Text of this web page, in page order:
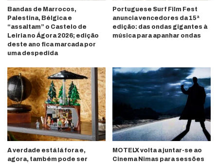
Bandas de Marrocos,
Palestina, Bélgica e
“assaltam” o Castelo de
Leiria no Ágora 2026; edição
deste ano fica marcada por
uma despedida
Portuguese Surf Film Fest
anuncia vencedores da 15ª
edição: das ondas gigantes à
música para apanhar ondas
A verdade está lá fora e,
agora, também pode ser
MOTELX volta a juntar-se ao
Cinema Nimas para sessões